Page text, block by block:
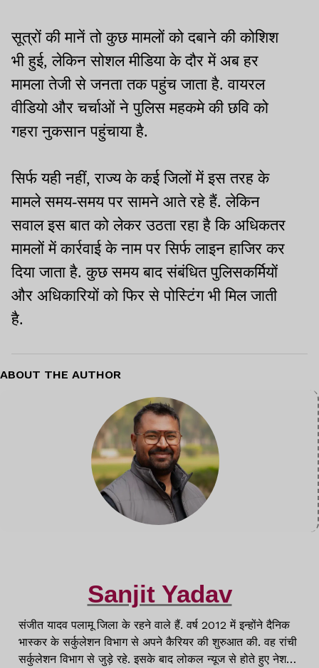
सूत्रों की मानें तो कुछ मामलों को दबाने की कोशिश
भी हुई, लेकिन सोशल मीडिया के दौर में अब हर
मामला तेजी से जनता तक पहुंच जाता है. वायरल
वीडियो और चर्चाओं ने पुलिस महकमे की छवि को
गहरा नुकसान पहुंचाया है.
सिर्फ यही नहीं, राज्य के कई जिलों में इस तरह के
मामले समय-समय पर सामने आते रहे हैं. लेकिन
सवाल इस बात को लेकर उठता रहा है कि अधिकतर
मामलों में कार्रवाई के नाम पर सिर्फ लाइन हाजिर कर
दिया जाता है. कुछ समय बाद संबंधित पुलिसकर्मियों
और अधिकारियों को फिर से पोस्टिंग भी मिल जाती
है.
ABOUT THE AUTHOR
Sanjit Yadav
संजीत यादव पलामू जिला के रहने वाले हैं. वर्ष 2012 में इन्होंने दैनिक
भास्कर के सर्कुलेशन विभाग से अपने कैरियर की शुरुआत की. वह रांची
सर्कुलेशन विभाग से जुड़े रहे. इसके बाद लोकल न्यूज से होते हुए नेशनल